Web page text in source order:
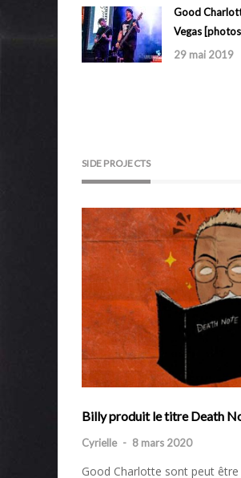
Good
Vegas
29 mai 2019
SIDE PROJECTS
Billy produit le titre Death
Cyrielle - 8 mars 2020
Good Charlotte sont peut être